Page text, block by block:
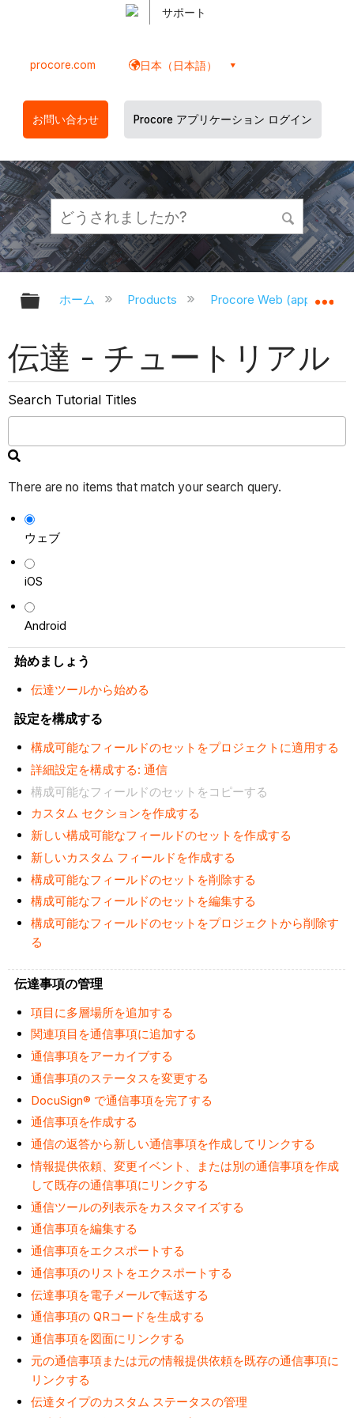
サポート
procore.com 日本（日本語）
お問い合わせ Procore アプリケーション ログイン
グローバル階層を展開/折りたたむ
ホーム Products Procore Web
伝達 - チュートリアル
Search Tutorial Titles
There are no items that match your search query.
ウェブ
iOS
Android
始めましょう
伝達ツールから始める
設定を構成する
構成可能なフィールドのセットをプロジェクトに適用する
詳細設定を構成する: 通信
構成可能なフィールドのセットをコピーする
カスタム セクションを作成する
新しい構成可能なフィールドのセットを作成する
新しいカスタム フィールドを作成する
構成可能なフィールドのセットを削除する
構成可能なフィールドのセットを編集する
構成可能なフィールドのセットをプロジェクトから削除す
る
伝達事項の管理
項目に多層場所を追加する
関連項目を通信事項に追加する
通信事項をアーカイブする
通信事項のステータスを変更する
DocuSign® で通信事項を完了する
通信事項を作成する
通信の返答から新しい通信事項を作成してリンクする
情報提供依頼、変更イベント、または別の通信事項を作成
して既存の通信事項にリンクする
通信ツールの列表示をカスタマイズする
通信事項を編集する
通信事項をエクスポートする
通信事項のリストをエクスポートする
伝達事項を電子メールで転送する
通信事項の QRコードを生成する
通信事項を図面にリンクする
元の通信事項または元の情報提供依頼を既存の通信事項に
リンクする
伝達タイプのカスタム ステータスの管理